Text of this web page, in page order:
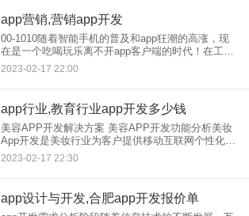
app营销,营销app开发
00-1010随着智能手机的普及和app狂潮的高涨，现
在是一个吃喝玩乐离不开app客户端的时代！在工
作！app普及趋势势不可挡，app软件白热化现象不
可避免！那么，如何在移动互联网端实现商家的营
2023-02-17 22:00
app行业,教育行业app开发多少钱
美容APP开发解决方案 美容APP开发功能分析美妆
App开发是美妆行业为客户提供移动互联网个性化服
务的平台，包括在线预约， VIP会员、美妆咨询等
2023-02-17 22:30
app设计与开发,合肥app开发报价单